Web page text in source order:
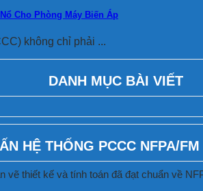
Cho Phòng Máy Biến Áp
không chỉ phải ...
DANH MỤC BÀI VIẾT
HỆ THỐNG PCCC NFPA/
vẽ thiết kế và tính toán đã đạt chuẩn về